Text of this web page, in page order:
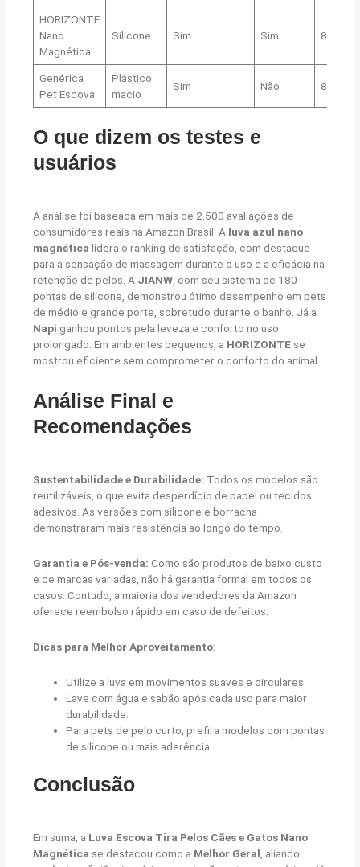
HORIZONTE
Nano
Magnética
Silicone Sim Sim 8,5
Genérica
Pet Escova
Plástico
macio
Sim Não 8,1
O que dizem os testes e
usuários
A análise foi baseada em mais de 2.500 avaliações de
consumidores reais na Amazon Brasil. A luva azul nano
magnética lidera o ranking de satisfação, com destaque
para a sensação de massagem durante o uso e a eficácia na
retenção de pelos. A JIANW, com seu sistema de 180
pontas de silicone, demonstrou ótimo desempenho em pets
de médio e grande porte, sobretudo durante o banho. Já a
Napi ganhou pontos pela leveza e conforto no uso
prolongado. Em ambientes pequenos, a HORIZONTE se
mostrou eficiente sem comprometer o conforto do animal.
Análise Final e
Recomendações
Sustentabilidade e Durabilidade: Todos os modelos são
reutilizáveis, o que evita desperdício de papel ou tecidos
adesivos. As versões com silicone e borracha
demonstraram mais resistência ao longo do tempo.
Garantia e Pós-venda: Como são produtos de baixo custo
e de marcas variadas, não há garantia formal em todos os
casos. Contudo, a maioria dos vendedores da Amazon
oferece reembolso rápido em caso de defeitos.
Dicas para Melhor Aproveitamento:
Utilize a luva em movimentos suaves e circulares.
Lave com água e sabão após cada uso para maior
durabilidade.
Para pets de pelo curto, prefira modelos com pontas
de silicone ou mais aderência.
Conclusão
Em suma, a Luva Escova Tira Pelos Cães e Gatos Nano
Magnética se destacou como a Melhor Geral , aliando